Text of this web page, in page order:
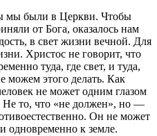
мы были в Церкви. Чтобы
от Бога, оказалось нам
в свет жизни вечной. Для
Христос не говорит, что
туда, где свет, и туда,
можем этого делать. Как
не может одним глазом
Не то, что «не должен», но —
Он не может
одновременно к земле.